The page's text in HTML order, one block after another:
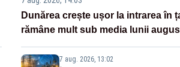
Dunărea crește ușor la intrarea în
rămâne mult sub media lunii
7 aug. 2026, 13:02